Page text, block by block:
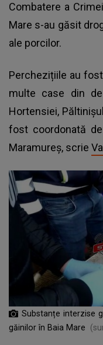
Combatere a
Mare s-au găsit
ale porcilor.
Perchezițiile au
multe case din
Hortensiei,
fost coordonată
Maramureş, scrie
Substanțe interzise
găinilor în Baia Mare